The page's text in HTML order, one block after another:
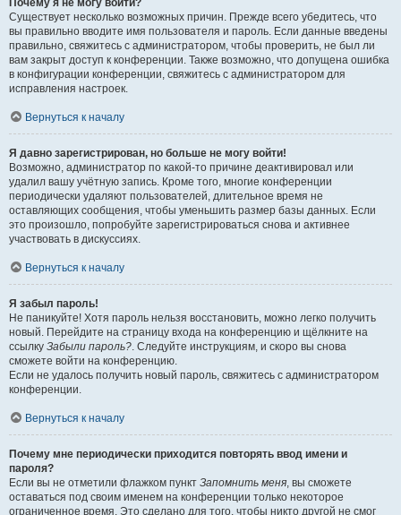
Почему я не могу войти?
Существует несколько возможных причин. Прежде всего убедитесь, что
вы правильно вводите имя пользователя и пароль. Если данные введены
правильно, свяжитесь с администратором, чтобы проверить, не был ли
вам закрыт доступ к конференции. Также возможно, что допущена ошибка
в конфигурации конференции, свяжитесь с администратором для
исправления настроек.
Вернуться к началу
Я давно зарегистрирован, но больше не могу войти!
Возможно, администратор по какой-то причине деактивировал или
удалил вашу учётную запись. Кроме того, многие конференции
периодически удаляют пользователей, длительное время не
оставляющих сообщения, чтобы уменьшить размер базы данных. Если
это произошло, попробуйте зарегистрироваться снова и активнее
участвовать в дискуссиях.
Вернуться к началу
Я забыл пароль!
Не паникуйте! Хотя пароль нельзя восстановить, можно легко получить
новый. Перейдите на страницу входа на конференцию и щёлкните на
ссылку Забыли пароль?. Следуйте инструкциям, и скоро вы снова
сможете войти на конференцию.
Если не удалось получить новый пароль, свяжитесь с администратором
конференции.
Вернуться к началу
Почему мне периодически приходится повторять ввод имени и
пароля?
Если вы не отметили флажком пункт Запомнить меня, вы сможете
оставаться под своим именем на конференции только некоторое
ограниченное время. Это сделано для того, чтобы никто другой не смог